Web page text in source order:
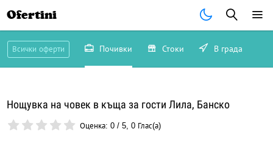
Ofertini
Всички оферти Почивки Стоки В града
Нощувка на човек в къща за гости Лила, Банско
Оценка:0 /5,0 Глас(а)